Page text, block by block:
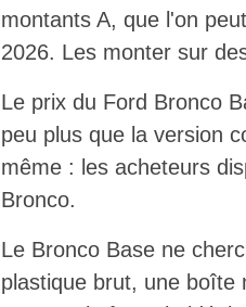
montants A, que l'on
2026. Les monter sur
Le prix du Ford Bronco
peu plus que la version
même : les acheteurs
Bronco.
Le Bronco Base ne
plastique brut, une